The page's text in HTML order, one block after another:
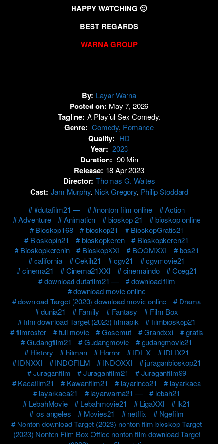
HAPPY WATCHING 🙂
BEST REGARDS
WARNA GROUP
By: Layar Warna
Posted on: May 7, 2026
Tagline: A Playful Sex Comedy.
Genre: Comedy, Romance
Quality: HD
Year: 2023
Duration: 90 Min
Release: 18 Apr 2023
Director: Thomas G. Waites
Cast: Jam Murphy, Nick Gregory, Philip Stoddard
#dutafilm21 —
#nonton film online
Action
Adventure
Animation bioskop 21
bioskop online
Bioskop168
bioskop21
BioskopGratis21
Bioskopin21
bioskopkeren
Bioskopkeren21
Bioskopkerenin
BioskopXXI BOOMXXI
bos21
california
Cekih21 cgv21
cgvmovie21
cinema21
Cinema21XXI cinemaindo
Coeg21
download dutafilm21 —
download film
download movie online
download Target (2023) download movie online
Drama
dunia21
Family Fantasy
Film Box
film download Target (2023) filmapik
filmbioskop21
filmroster
full movie Gosemut Grandxxi
gratis
Gudangfilm21
Gudangmovie
gudangmovie21
History
hitman Horror IDLIX
IDLIX21
IDNXXI
INDOFILM INDOXXI
juraganbioskop21
Juraganfilm
Juraganfilm21
Juraganfilm99
Kacafilm21
Kawanfilm21 layarindo21
layarkaca
layarkaca21
layarwarna21 —
lebah21
LebahMovie
Lebahmovie21 LigaXXI
lk21
los angeles
Movies21 netflix
Ngefilm
Nonton download Target (2023) nonton film bioskop Target
(2023) Nonton Film Box Office nonton film download Target